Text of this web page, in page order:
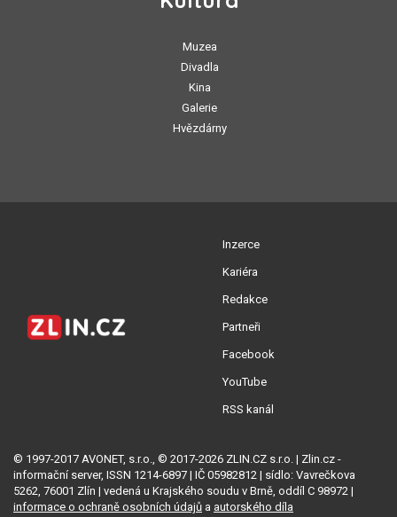
Muzea
Divadla
Kina
Galerie
Hvězdárny
Inzerce
Kariéra
Redakce
Partneři
Facebook
YouTube
RSS kanál
© 1997-2017 AVONET, s.r.o., © 2017-2026 ZLIN.CZ s.r.o. | Zlin.cz -
informační server, ISSN 1214-6897 | IČ 05982812 | sídlo: Vavrečkova
5262, 76001 Zlín | vedená u Krajského soudu v Brně, oddíl C 98972 |
informace o ochraně osobních údajů a autorského díla